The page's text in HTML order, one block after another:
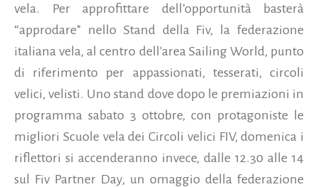
vela. Per approfittare dell’opportunità basterà
“approdare” nello Stand della Fiv, la federazione
italiana vela, al centro dell'area Sailing World, punto
di riferimento per appassionati, tesserati, circoli
velici, velisti. Uno stand dove dopo le premiazioni in
programma sabato 3 ottobre, con protagoniste le
migliori Scuole vela dei Circoli velici FIV, domenica i
riflettori si accenderanno invece, dalle 12.30 alle 14
sul Fiv Partner Day, un omaggio della federazione